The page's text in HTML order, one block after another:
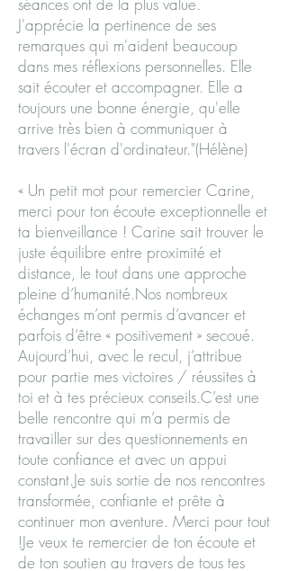
J'apprécie la pertinence de ses
remarques qui m'aident beaucoup
dans mes réflexions personnelles. Elle
sait écouter et accompagner. Elle a
toujours une bonne énergie, qu'elle
arrive très bien à communiquer à
travers l'écran d'ordinateur."(Hélène)
« Un petit mot pour remercier Carine,
merci pour ton écoute exceptionnelle et
ta bienveillance ! Carine sait trouver le
juste équilibre entre proximité et
distance, le tout dans une approche
pleine d’humanité.Nos nombreux
échanges m’ont permis d’avancer et
parfois d’être « positivement » secoué.
Aujourd’hui, avec le recul, j’attribue
pour partie mes victoires / réussites à
toi et à tes précieux conseils.C’est une
belle rencontre qui m’a permis de
travailler sur des questionnements en
toute confiance et avec un appui
constant.Je suis sortie de nos rencontres
transformée, confiante et prête à
continuer mon aventure. Merci pour tout
!Je veux te remercier de ton écoute et
de ton soutien au travers de tous tes